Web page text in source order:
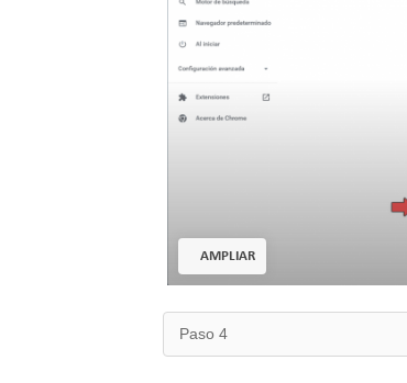
AMPLIAR
Paso 4